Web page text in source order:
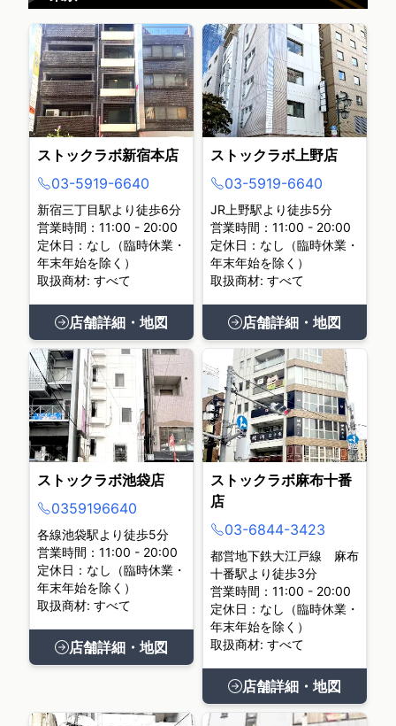
ストックラボ新宿本店
03-5919-6640
新宿三丁目駅より徒歩6分
営業時間：11:00 - 20:00
定休日：なし（臨時休業・
年末年始を除く）
取扱商材: すべて
店舗詳細・地図
ストックラボ上野店
03-5919-6640
JR上野駅より徒歩5分
営業時間：11:00 - 20:00
定休日：なし（臨時休業・
年末年始を除く）
取扱商材: すべて
店舗詳細・地図
ストックラボ池袋店
0359196640
各線池袋駅より徒歩5分
営業時間：11:00 - 20:00
定休日：なし（臨時休業・
年末年始を除く）
取扱商材: すべて
店舗詳細・地図
ストックラボ麻布十番
店
03-6844-3423
都営地下鉄大江戸線 麻布
十番駅より徒歩3分
営業時間：11:00 - 20:00
定休日：なし（臨時休業・
年末年始を除く）
取扱商材: すべて
店舗詳細・地図